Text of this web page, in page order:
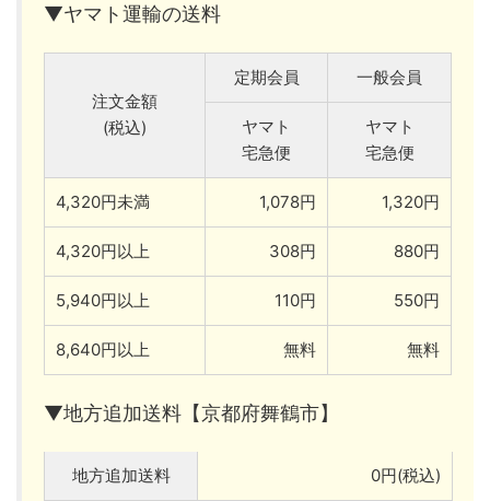
▼ヤマト運輸の送料
注文金額
(税込)
定期会員 一般会員
ヤマト
宅急便
ヤマト
宅急便
4,320円未満 1,078円 1,320円
4,320円以上 308円 880円
5,940円以上 110円 550円
8,640円以上 無料 無料
▼地方追加送料【京都府舞鶴市】
地方追加送料 0円(税込)